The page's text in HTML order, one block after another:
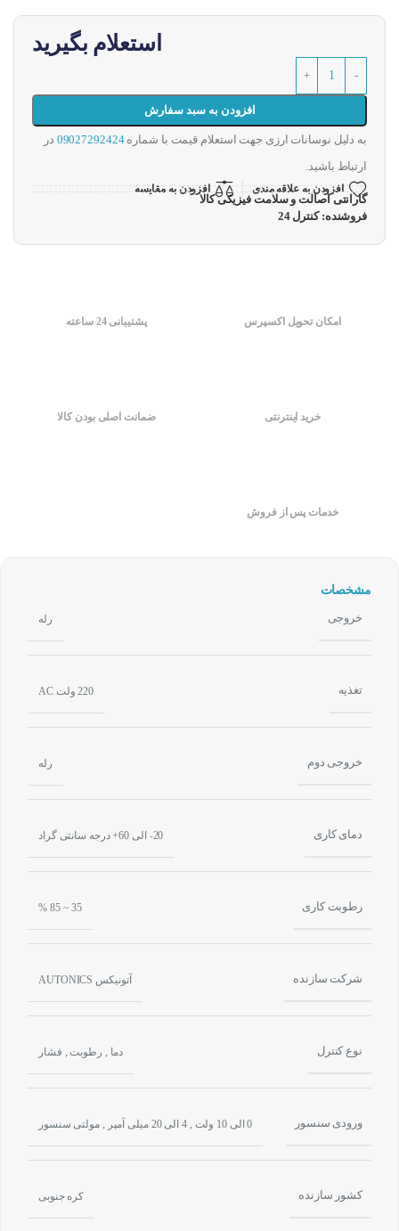
استعلام بگیرید
افزودن به سبد سفارش
به دلیل نوسانات ارزی جهت استعلام قیمت با شماره09027292424 در
ارتباط باشید.
افزودن به علاقه مندی افزودن به مقایسه
گارانتی اصالت و سلامت فیزیکی کالا
فروشنده: کنترل 24
امکان تحویل اکسپرس پشتیبانی 24 ساعته
خرید اینترنتی ضمانت اصلی بودن کالا
خدمات پس از فروش
مشخصات
خروجی رله
تغذیه 220 ولت AC
خروجی دوم رله
دمای کاری 20- الی 60+ درجه سانتی گراد
رطوبت کاری 35 ~ 85 %
شرکت سازنده آتونیکس AUTONICS
نوع کنترل دما رطوبت فشار
ورودی سنسور 0 الی 10 ولت ,4 الی 20 میلی آمپر ,مولتی سنسور
کشور سازنده کره جنوبی